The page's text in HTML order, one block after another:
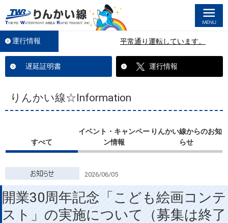
運行情報 平常通り運転しています。
遅延証明書 運行情報
りんかい線☆Information
すべて
イベント・キャンペー
ン情報
りんかい線からのお知
らせ
2026/06/05
開業30周年記念「こども絵画コンテ
スト」の実施について（募集は終了